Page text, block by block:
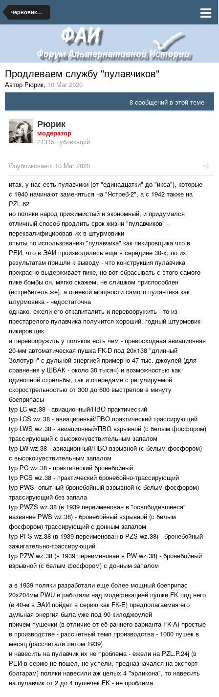
черновики и наброски по миру
Продлеваем службу "пулавчиков"
Автор Рюрик, 10 Mar 2020
8 сообщений в этой теме
Рюрик
модератор
21315 публикаций
Опубликовано: 10 Mar 2020
итак, у нас есть пулавчики (от "единадцатки" до "икса"), которые
с 1940 начинают заменяться на "Ястреб-2", а с 1942 также на
PZL.62
но поляки народ прижимистый и экономный, и придумался
отличный способ продлить срок жизни "пулавчиков" -
переквалифицировав их в штурмовики
опыты по использованию "пулавчика" как пикировщика что в
РЕИ, что в ЭАИ производились еще в середине 30-х, по их
результатам пришли к выводу - что конструкция пулавчика
прекрасно выдерживает пике, но вот сбрасывать с этого самого
пике бомбы он, мягко скажем, не слишком приспособлен
(истребитель же), а огневой мощности самого пулавчика как
штурмовика - недостаточна
однако, ежели его откапиталить и перевооружить - то из
престарелого пулавчика получится хороший, годный штурмовик-
пикировщик
а перевооружить у поляков есть чем - превосходная авиационная
20-мм автоматическая пушка FK-D под 20х138 "длинный
Золотурн" с дульной энергией примерно 47 тыс. джоулей (для
сравнения у ШВАК - около 30 тысяч) и возможностью как
одиночной стрельбы, так и очередями с регулируемой
скорострельностью от 300 до 600 выстрелов в минуту
боеприпасы
typ LC wz.38 - авиационный/ПВО практический
typ LCS wz.38 - авиационный/ПВО практический трассирующий
typ LWS wz.38 - авиационный/ПВО взрывной (с белым фосфором)
трассирующий с высокочувствительным запалом
typ LW wz.38 - авиационный/ПВО взрывной (с белым фосфором)
с высокочувствительным запалом
typ PC wz.38 - практический бронебойный
typ PCS wz.38 - практический бронебойно-трассирующий
typ PWS опытный бронебойный взрывной (с белым фосфором)
трассирующий без запала
typ PWZS wz.38 (в 1939 переименован в "освободившееся"
название PWS wz.38) - бронебойный взрывной (с белым
фосфором) трассирующий с донным запалом
typ PFS wz.38 (в 1939 переименован в PZS wz.38) - бронебойный-
зажигательно-трассирующий
typ PZW wz.38 (в 1939 переименован в PW wz.38) - бронебойный
взрывной (с белым фосфором) с донным запалом
а в 1939 поляки разработали еще более мощный боеприпас
20х204мм PWU и работали над модификацией пушки FK под него
(в 40-м в ЭАИ пойдет в серию как FK-E) предполагаемая его
дульная энергия была уже под 90 килоджоулей
причем пушечки (в отличие от её раннего варианта FK-A) простые
в производстве - рассчетный темп производства - 1000 пушек в
месяц (рассчитали летом 1939)
и навесить на пулавчик их не проблема - ежели на PZL.P.24j (в
РЕИ в серию не пошел, не успели, предназначался на экспорт
болгарам) поляки навесили аж целых 4 "эрликона", то навесить
на пулавчик от 2 до 4 пушечек FK - не проблема